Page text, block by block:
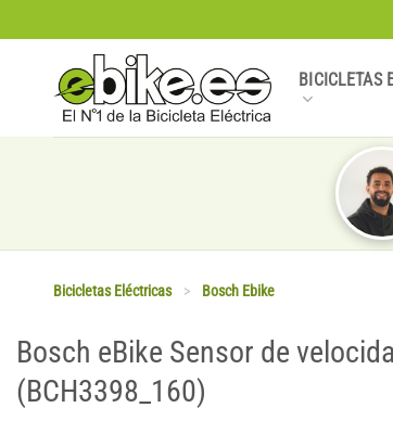
al
contenido
BICICLETAS
Bicicletas Eléctricas > Bosch Ebike
Bosch eBike Sensor de
(BCH3398_160)